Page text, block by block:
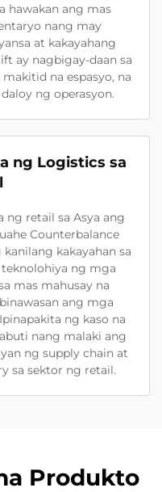
hawakan ang mas
nang may
at kakayahang
ay nagbigay-daan sa
na espasyo, na
ng operasyon.
ng Logistics sa
ng retail sa Asya ang
Counterbalance
kakayahan sa
ng mga
mas mahusay na
ang mga
ng kaso na
nang malaki ang
ng supply chain at
sa sektor ng retail.
Produkto